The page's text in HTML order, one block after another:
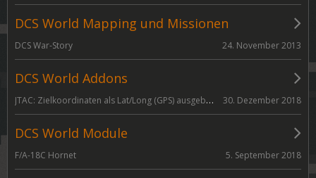
DCS World Mapping und Missionen
DCS War-Story 24. November 2013
DCS World Addons
JTAC: Zielkoordinaten als Lat/Long (GPS) ausgeben (F/A-18C Hornet, AV-8B Harrier) 30. Dezember 2018
DCS World Module
F/A-18C Hornet 5. September 2018